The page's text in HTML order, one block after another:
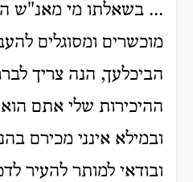
... בשאלתו מי מאנ"ש
מוכשרים ומסוגלים
הביכלעך, הנה צריך
ההיכירות שלי אתם
ובמילא אינני מכירם
ובודאי למותר להעיר